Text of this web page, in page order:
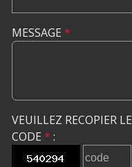
MESSAGE *
VEUILLEZ RECOPIER LE
CODE * :